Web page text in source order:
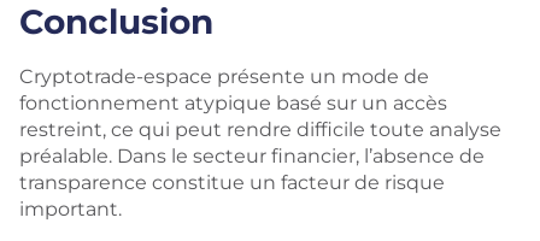
Conclusion
Cryptotrade-espace présente un mode de
fonctionnement atypique basé sur un accès
restreint, ce qui peut rendre difficile toute analyse
préalable. Dans le secteur financier, l’absence de
transparence constitue un facteur de risque
important.